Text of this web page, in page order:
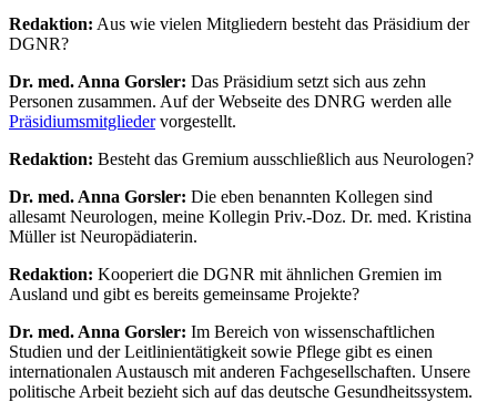
Redaktion: Aus wie vielen Mitgliedern besteht das Präsidium der
DGNR?
Dr. med. Anna Gorsler: Das Präsidium setzt sich aus zehn
Personen zusammen. Auf der Webseite des DNRG werden alle
Präsidiumsmitgliedervorgestellt.
Redaktion: Besteht das Gremium ausschließlich aus Neurologen?
Dr. med. Anna Gorsler: Die eben benannten Kollegen sind
allesamt Neurologen, meine Kollegin Priv.-Doz. Dr. med. Kristina
Müller ist Neuropädiaterin.
Redaktion: Kooperiert die DGNR mit ähnlichen Gremien im
Ausland und gibt es bereits gemeinsame Projekte?
Dr. med. Anna Gorsler: Im Bereich von wissenschaftlichen
Studien und der Leitlinientätigkeit sowie Pflege gibt es einen
internationalen Austausch mit anderen Fachgesellschaften. Unsere
politische Arbeit bezieht sich auf das deutsche Gesundheitssystem.